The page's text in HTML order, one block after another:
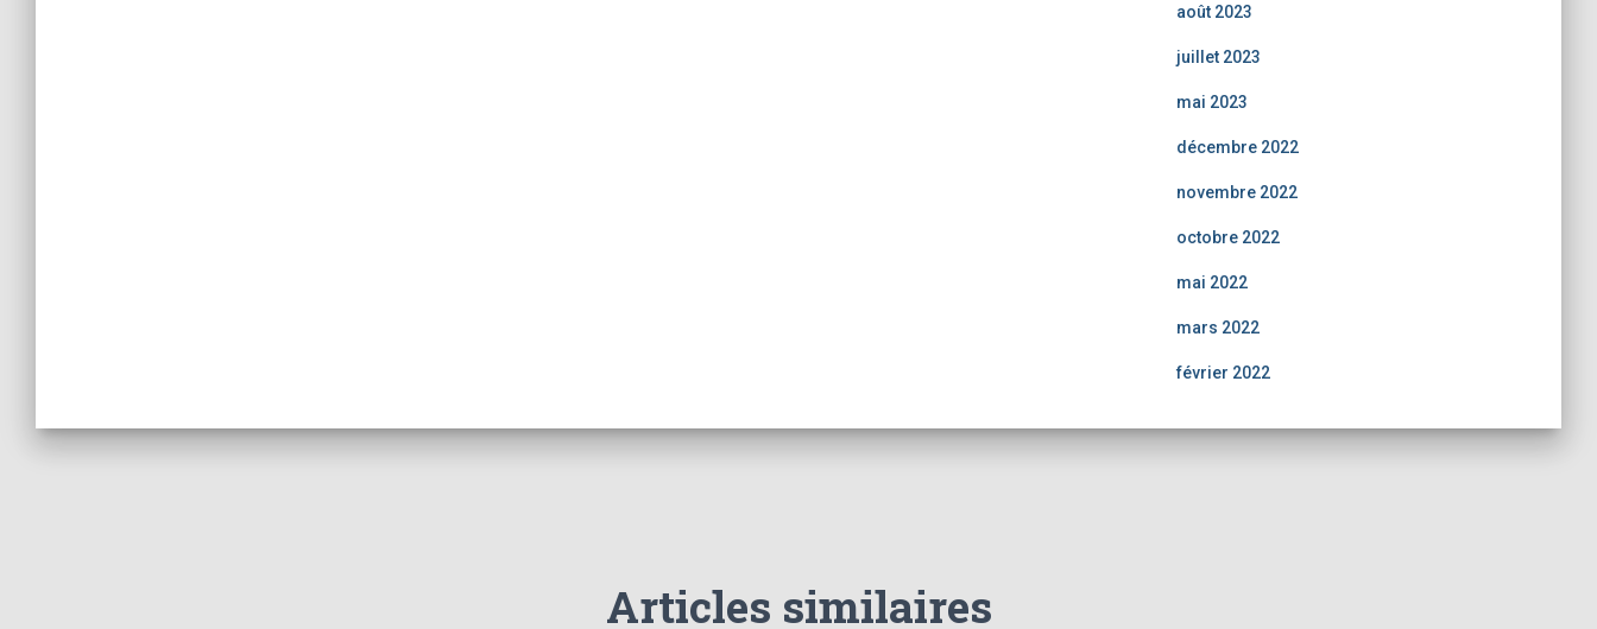
août 2023
juillet 2023
mai 2023
décembre 2022
novembre 2022
octobre 2022
mai 2022
mars 2022
février 2022
Articles similaires